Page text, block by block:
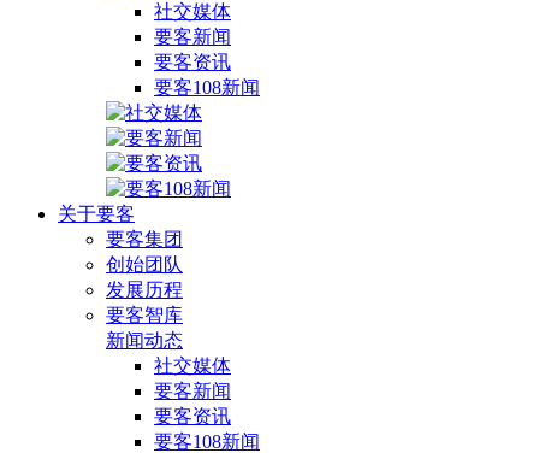
社交媒体
要客新闻
要客资讯
要客108新闻
关于要客
要客集团
创始团队
发展历程
要客智库
新闻动态
社交媒体
要客新闻
要客资讯
要客108新闻